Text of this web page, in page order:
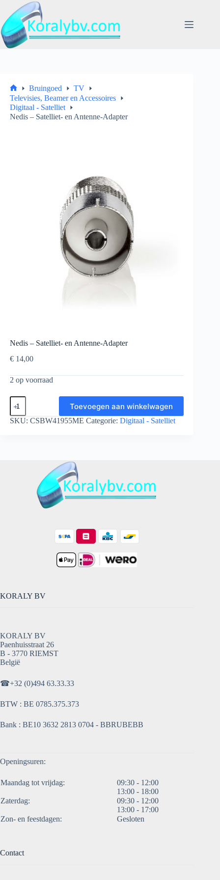
naar
de
inhoud
Home
Bruingoed
TV
Televisies, Beamer en Accessoires
Digitaal - Satelliet
Nedis – Satelliet- en Antenne-Adapter
Nedis – Satelliet- en Antenne-Adapter
€ 14,00
2 op voorraad
Nedis
Satelliet-
en
Toevoegen aan winkelwagen
SKU: CSBW41955ME Categorie: Digitaal - Satelliet
KORALY BV
KORALY BV
Paenhuisstraat 26
B - 3770 RIEMST
België
☎+32 (0)494 63.33.33
BTW : BE 0785.375.373
Bank : BE10 3632 2813 0704 - BBRUBEBB
Openingsuren:
Maandag tot vrijdag:
09:30 - 12:00
13:00 - 18:00
Zaterdag:
09:30 - 12:00
13:00 - 17:00
Zon- en feestdagen:
Gesloten
Contact